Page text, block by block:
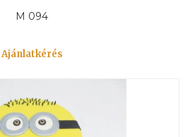
M 094
Ajánlatkérés